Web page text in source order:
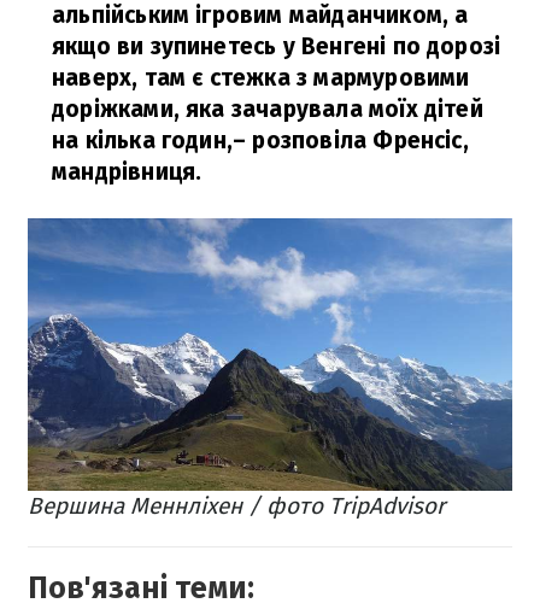
альпійським ігровим майданчиком, а
якщо ви зупинетесь у Венгені по дорозі
наверх, там є стежка з мармуровими
доріжками, яка зачарувала моїх дітей
на кілька годин,– розповіла Френсіс,
мандрівниця.
Вершина Меннліхен / фото TripAdvisor
Пов'язані теми: